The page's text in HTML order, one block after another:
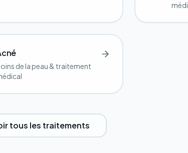
de la peau & traitement
tous les traitements